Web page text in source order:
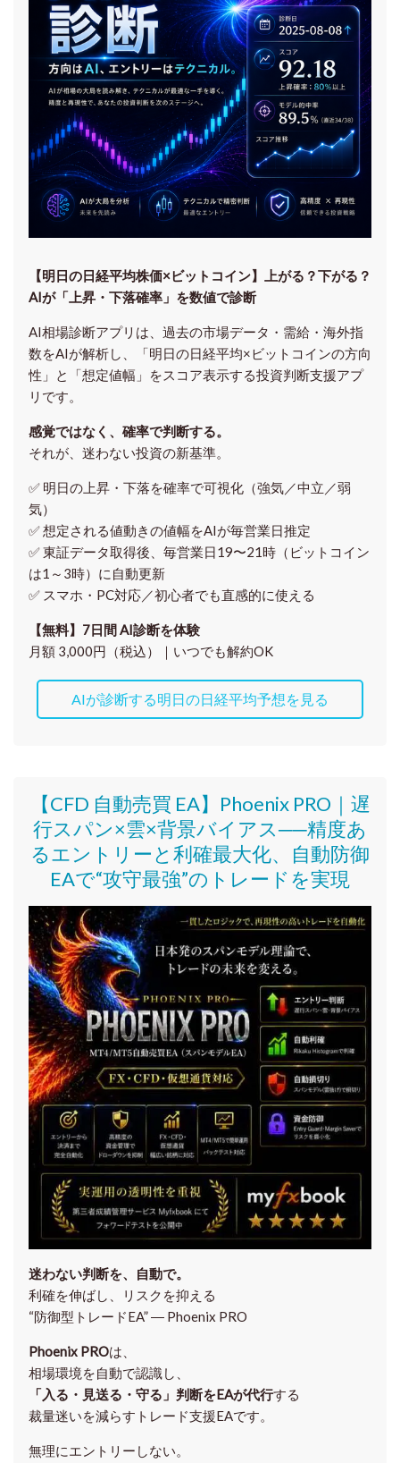
【明日の⽇経平均株価×ビットコイン】上がる？下がる？
AIが「上昇・下落確率」を数値で診断
AI相場診断アプリは、過去の市場データ・需給・海外指
数をAIが解析し、「明日の日経平均×ビットコインの方向
性」と「想定値幅」をスコア表示する投資判断支援アプ
リです。
感覚ではなく、確率で判断する。
それが、迷わない投資の新基準。
✅ 明日の上昇・下落を確率で可視化（強気／中立／弱
気）
✅ 想定される値動きの値幅をAIが毎営業日推定
✅ 東証データ取得後、 毎営業日19〜21時（ビットコイン
は1～3時）に自動更新
✅ スマホ・PC対応／初心者でも直感的に使える
【無料】7日間 AI診断を体験
月額 3,000円（税込）｜いつでも解約OK
AIが診断する明日の日経平均予想を見る
【CFD 自動売買 EA】Phoenix PRO｜遅
行スパン×雲×背景バイアス──精度あ
るエントリーと利確最大化、自動防御
EAで“攻守最強”のトレードを実現
迷わない判断を、自動で。
利確を伸ばし、リスクを抑える
“防御型トレードEA” ― Phoenix PRO
Phoenix PROは、
相場環境を自動で認識し、
「入る・見送る・守る」判断をEAが代行する
裁量迷いを減らすトレード支援EAです。
無理にエントリーしない。